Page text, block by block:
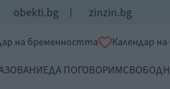
obekti.bg zinzin.bg
на бременността Календар
ДА ПОГОВОРИМ